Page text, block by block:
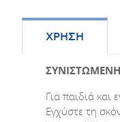
ΧΡΗΣΗ
Για παιδιά και
Εγχύστε τη